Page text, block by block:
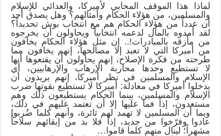
لماذا هذا الموقف المحابي لأميركا، والعدائي للإسلام
والمسلمين، من هؤلاء الحكام وأمثالهم؟ وهل يصدق أحد
أن عدداً من هؤلاء الحكام هم مع انتخاب بوش تحديداً؟
لقد أمدوه بالمال لدعمه انتخابياً ويحاولون أن يخرجوه
من مأزقه بالمبادرات!.. إن مثل هؤلاء الحكام يخافون
من أميركا التي لا تعبد إلا مصالحها، إنهم يخافون مما
طرحته من فكرة الإصلاح، إنهم يحاولون أن يقنعوها أنها
لا تستطيع وحدها محاربة الإرهاب والإرهابيين، أي
الإسلام والمسلمين في نظر أميركا، إنهم يريدون أن
يدخلوا أميركا في معادلة: أميركا لا تستطيع بقوتها ضرب
الإسلام والمسلمين، بينما الحكام يستطيعون ذلك وهم
مستعدون، إذاً فما عليها إلا أن تعتمد عليهم في ذلك،
وبما أن المسلمين لا تهمد لهم ثائرة، وأنهم كلما ضُربوا
عادوا وفرّخوا من جديد، إذاً فلا بد من إبقائهم سلاحاً
مشهراً؛ لينال منهم كلما قاموا…